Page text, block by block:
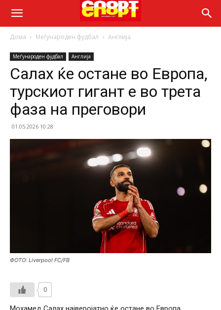
Дома Меѓународен фудбал Англија
Меѓународен фудбал Англија
Салах ќе остане во Европа,
турскиот гигант е во трета
фаза на преговори
01.05.2026 10:28
ФОТО: Liverpool FC/FB
0